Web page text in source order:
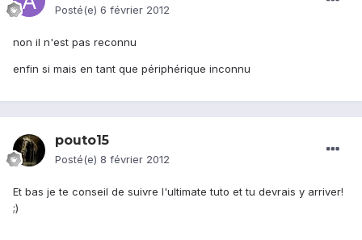
Posté(e) 6 février 2012
non il n'est pas reconnu
enfin si mais en tant que périphérique inconnu
pouto15
Posté(e) 8 février 2012
Et bas je te conseil de suivre l'ultimate tuto et tu devrais y arriver!
;)